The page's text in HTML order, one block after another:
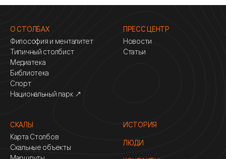
О СТОЛБАХ
Философия и менталитет
Типичный столбист
Медиатека
Библиотека
Спорт
Национальный парк ↗
ПРЕСС ЦЕНТР
Новости
Статьи
СКАЛЫ
Карта Столбов
Скальные объекты
ИСТОРИЯ
ЛЮДИ